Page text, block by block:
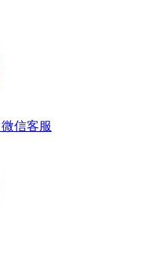
微信客服